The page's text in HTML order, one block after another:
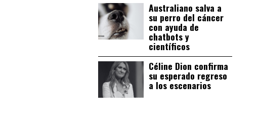
Australiano salva a
su perro del cáncer
con ayuda de
chatbots y
científicos
Céline Dion confirma
su esperado regreso
a los escenarios